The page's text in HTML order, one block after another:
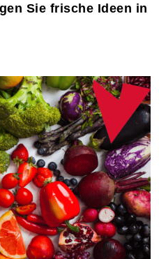
Sie frische Ideen in